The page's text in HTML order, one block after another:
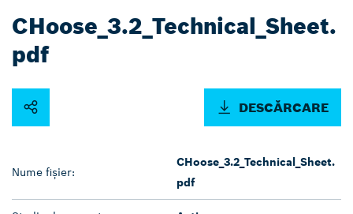
CHoose_3.2_Technical_Sheet.
pdf
DESCĂRCARE
Nume fișier:
CHoose_3.2_Technical_Sheet.
pdf